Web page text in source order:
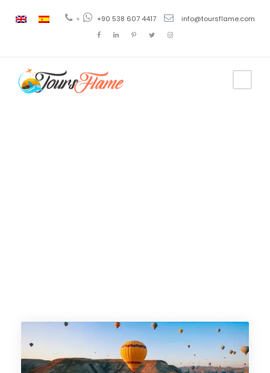
+ +90 538 607 4417 info@toursflame.com